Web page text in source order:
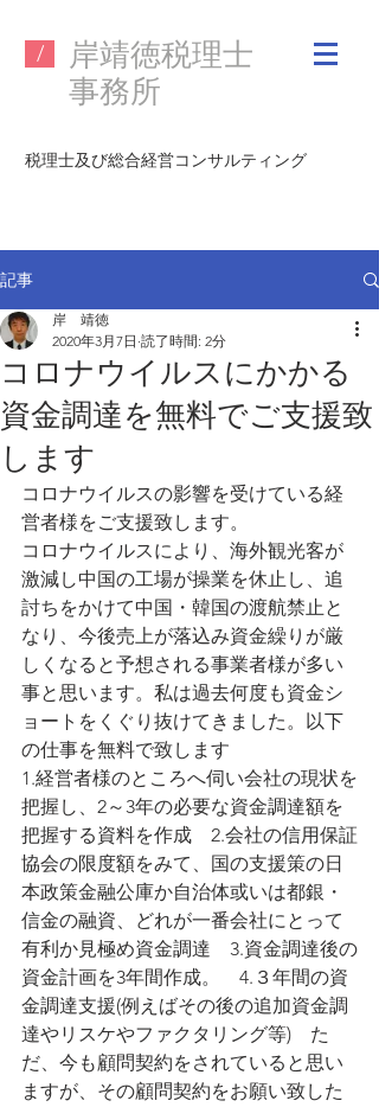
/
​岸靖徳税理士
事務所
税理士及び総合経営コンサルティング
記事
コロナウイルスにかかる
資金調達を無料でご支援致
します
岸 靖徳
2020年3月7日 読了時間: 2分
コロナウイルスの影響を受けている経
営者様をご支援致します。
コロナウイルスにより、海外観光客が
激減し中国の工場が操業を休止し、追
討ちをかけて中国・韓国の渡航禁止と
なり、今後売上が落込み資金繰りが厳
しくなると予想される事業者様が多い
事と思います。私は過去何度も資金シ
ョートをくぐり抜けてきました。以下
の仕事を無料で致します
1.経営者様のところへ伺い会社の現状を
把握し、2～3年の必要な資金調達額を
把握する資料を作成　2.会社の信用保証
協会の限度額をみて、国の支援策の日
本政策金融公庫か自治体或いは都銀・
信金の融資、どれが一番会社にとって
有利か見極め資金調達　3.資金調達後の
資金計画を3年間作成。　4.３年間の資
金調達支援(例えばその後の追加資金調
達やリスケやファクタリング等)　た
だ、今も顧問契約をされていると思い
ますが、その顧問契約をお願い致した